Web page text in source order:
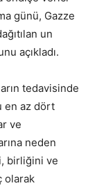
günü, Gazze
un
açıkladı.
tedavisinde
en az dört
ve
neden
birliğini ve
olarak